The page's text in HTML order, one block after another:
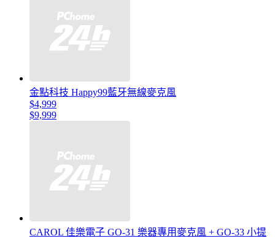
金點科技 Happy99藍牙無線麥克風
$4,999
$9,999
CAROL 佳樂電子 GO-31 樂器專用麥克風 + GO-33 小提